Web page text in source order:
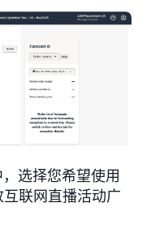
选择您希望使用
联网直播活动广